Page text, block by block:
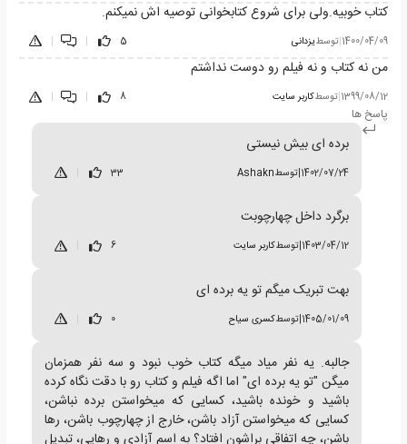
کتاب خوبیه.ولی برای شروع کتابخوانی توصیه اش نمیکنم.
1400/04/09
|توسطیزدانی 5
|
|
من نه کتاب و نه فیلم رو دوست نداشتم
1399/08/12 توسطکاربر سایت 8
پاسخ ها
برده ای بیش نیستی
1402/07/24
|توسطAshakn
33
برگرد داخل چهارچوبت
1403/04/12
|توسطکاربر سایت 6
بهت تبریک میگم تو یه برده ای
1405/01/09
|توسطکسری سیاح 0
جالبه. یه نفر میاد میگه کتاب خوب نبود و سه نفر همزمان
میگن "تو یه برده ای" اما اگه فیلم و کتاب رو با دقت نگاه کرده
باشید و خونده باشید، کسایی که میخواستن برده نباشن،
کسایی که میخواستن آزاد باشن، خارج از چهارچوب باشن، رها